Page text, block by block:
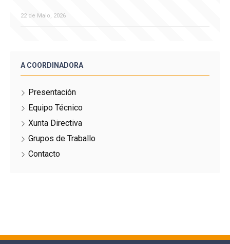
22 de Maio, 2026
A COORDINADORA
Presentación
Equipo Técnico
Xunta Directiva
Grupos de Traballo
Contacto